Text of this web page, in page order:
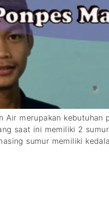
Air merupakan kebutuhan
saat ini memiliki 2
sumur memiliki